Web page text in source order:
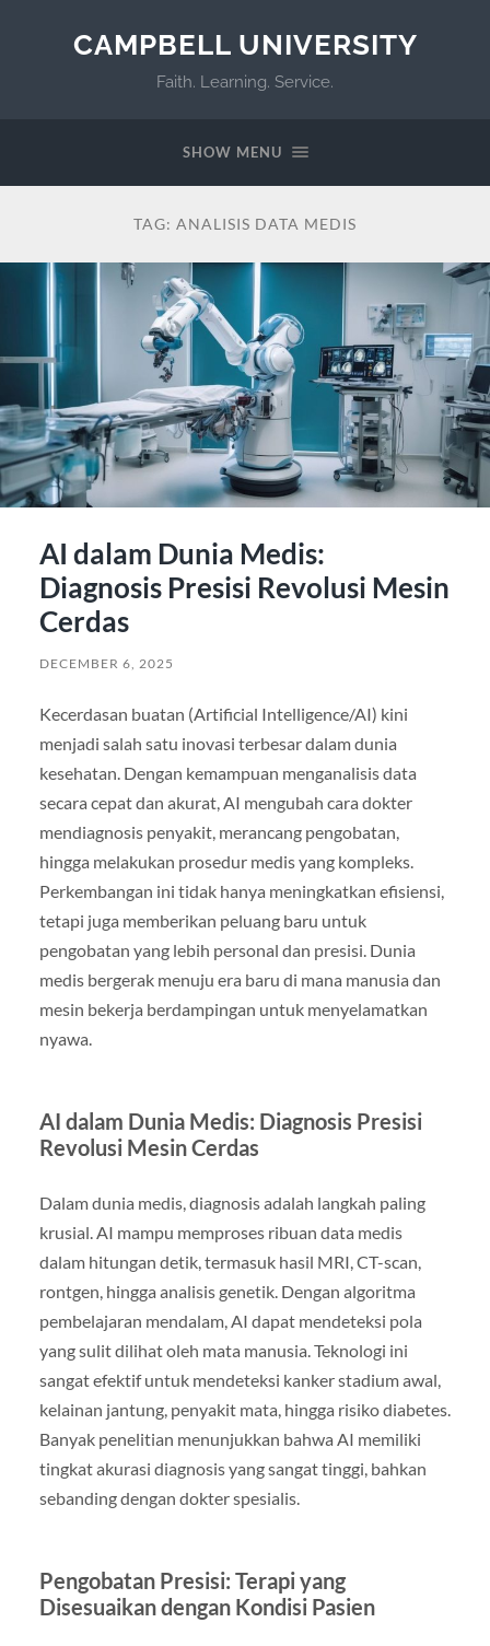
CAMPBELL UNIVERSITY
Faith. Learning. Service.
SHOW MENU
TAG: ANALISIS DATA MEDIS
AI dalam Dunia Medis:
Diagnosis Presisi Revolusi Mesin
Cerdas
DECEMBER 6, 2025
Kecerdasan buatan (Artificial Intelligence/AI) kini
menjadi salah satu inovasi terbesar dalam dunia
kesehatan. Dengan kemampuan menganalisis data
secara cepat dan akurat, AI mengubah cara dokter
mendiagnosis penyakit, merancang pengobatan,
hingga melakukan prosedur medis yang kompleks.
Perkembangan ini tidak hanya meningkatkan efisiensi,
tetapi juga memberikan peluang baru untuk
pengobatan yang lebih personal dan presisi. Dunia
medis bergerak menuju era baru di mana manusia dan
mesin bekerja berdampingan untuk menyelamatkan
nyawa.
AI dalam Dunia Medis: Diagnosis Presisi
Revolusi Mesin Cerdas
Dalam dunia medis, diagnosis adalah langkah paling
krusial. AI mampu memproses ribuan data medis
dalam hitungan detik, termasuk hasil MRI, CT-scan,
rontgen, hingga analisis genetik. Dengan algoritma
pembelajaran mendalam, AI dapat mendeteksi pola
yang sulit dilihat oleh mata manusia. Teknologi ini
sangat efektif untuk mendeteksi kanker stadium awal,
kelainan jantung, penyakit mata, hingga risiko diabetes.
Banyak penelitian menunjukkan bahwa AI memiliki
tingkat akurasi diagnosis yang sangat tinggi, bahkan
sebanding dengan dokter spesialis.
Pengobatan Presisi: Terapi yang
Disesuaikan dengan Kondisi Pasien